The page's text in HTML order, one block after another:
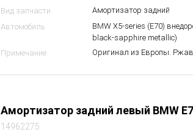
Вид запчасти
Амортизатор задний
Автомобиль
BMW X5-series (E70)
black-sapphire metallic)
Примечание
Оригинал из Европы.
Амортизатор задний левый BMW
14962275